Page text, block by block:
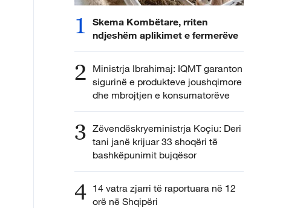
1
Skema Kombëtare, rriten
ndjeshëm aplikimet e fermerëve
2 Ministrja Ibrahimaj: IQMT garanton
sigurinë e produkteve joushqimore
dhe mbrojtjen e konsumatorëve
3 Zëvendëskryeministrja Koçiu: Deri
tani janë krijuar 33 shoqëri të
bashkëpunimit bujqësor
4 14 vatra zjarri të raportuara në 12
orë në Shqipëri